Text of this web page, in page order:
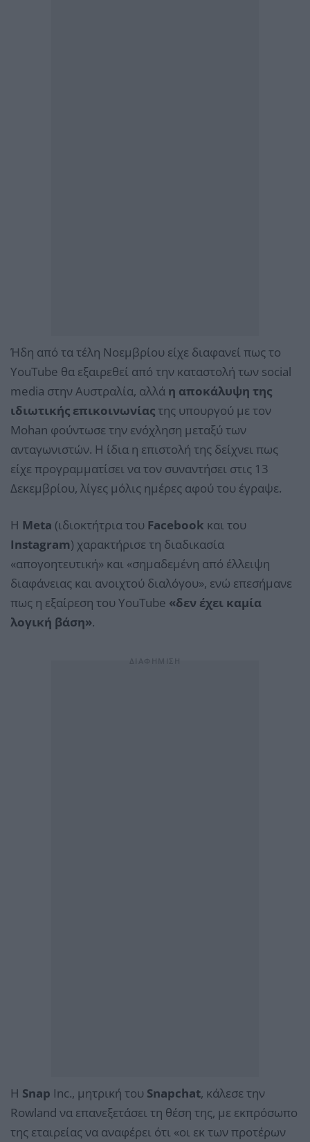
Ήδη από τα τέλη Νοεμβρίου είχε διαφανεί πως το
YouTube θα εξαιρεθεί από την καταστολή των social
media στην Αυστραλία, αλλά η αποκάλυψη της
ιδιωτικής επικοινωνίαςτης υπουργού με τον
Mohan φούντωσε την ενόχληση μεταξύ των
ανταγωνιστών. Η ίδια η επιστολή της δείχνει πως
είχε προγραμματίσει να τον συναντήσει στις 13
Δεκεμβρίου, λίγες μόλις ημέρες αφού του έγραψε.
Η Meta (ιδιοκτήτρια του Facebook και του
Instagram) χαρακτήρισε τη διαδικασία
«απογοητευτική» και «σημαδεμένη από έλλειψη
διαφάνειας και ανοιχτού διαλόγου», ενώ επεσήμανε
πως η εξαίρεση του YouTube «δεν έχει καμία
λογική βάση».
Η Snap Inc., μητρική του Snapchat, κάλεσε την
Rowland να επανεξετάσει τη θέση της, με εκπρόσωπο
της εταιρείας να αναφέρει ότι «οι εκ των προτέρων